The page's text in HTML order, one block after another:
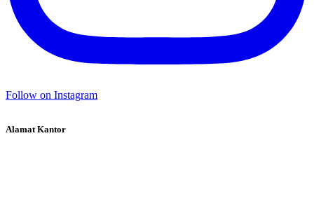
Follow on Instagram
Alamat Kantor